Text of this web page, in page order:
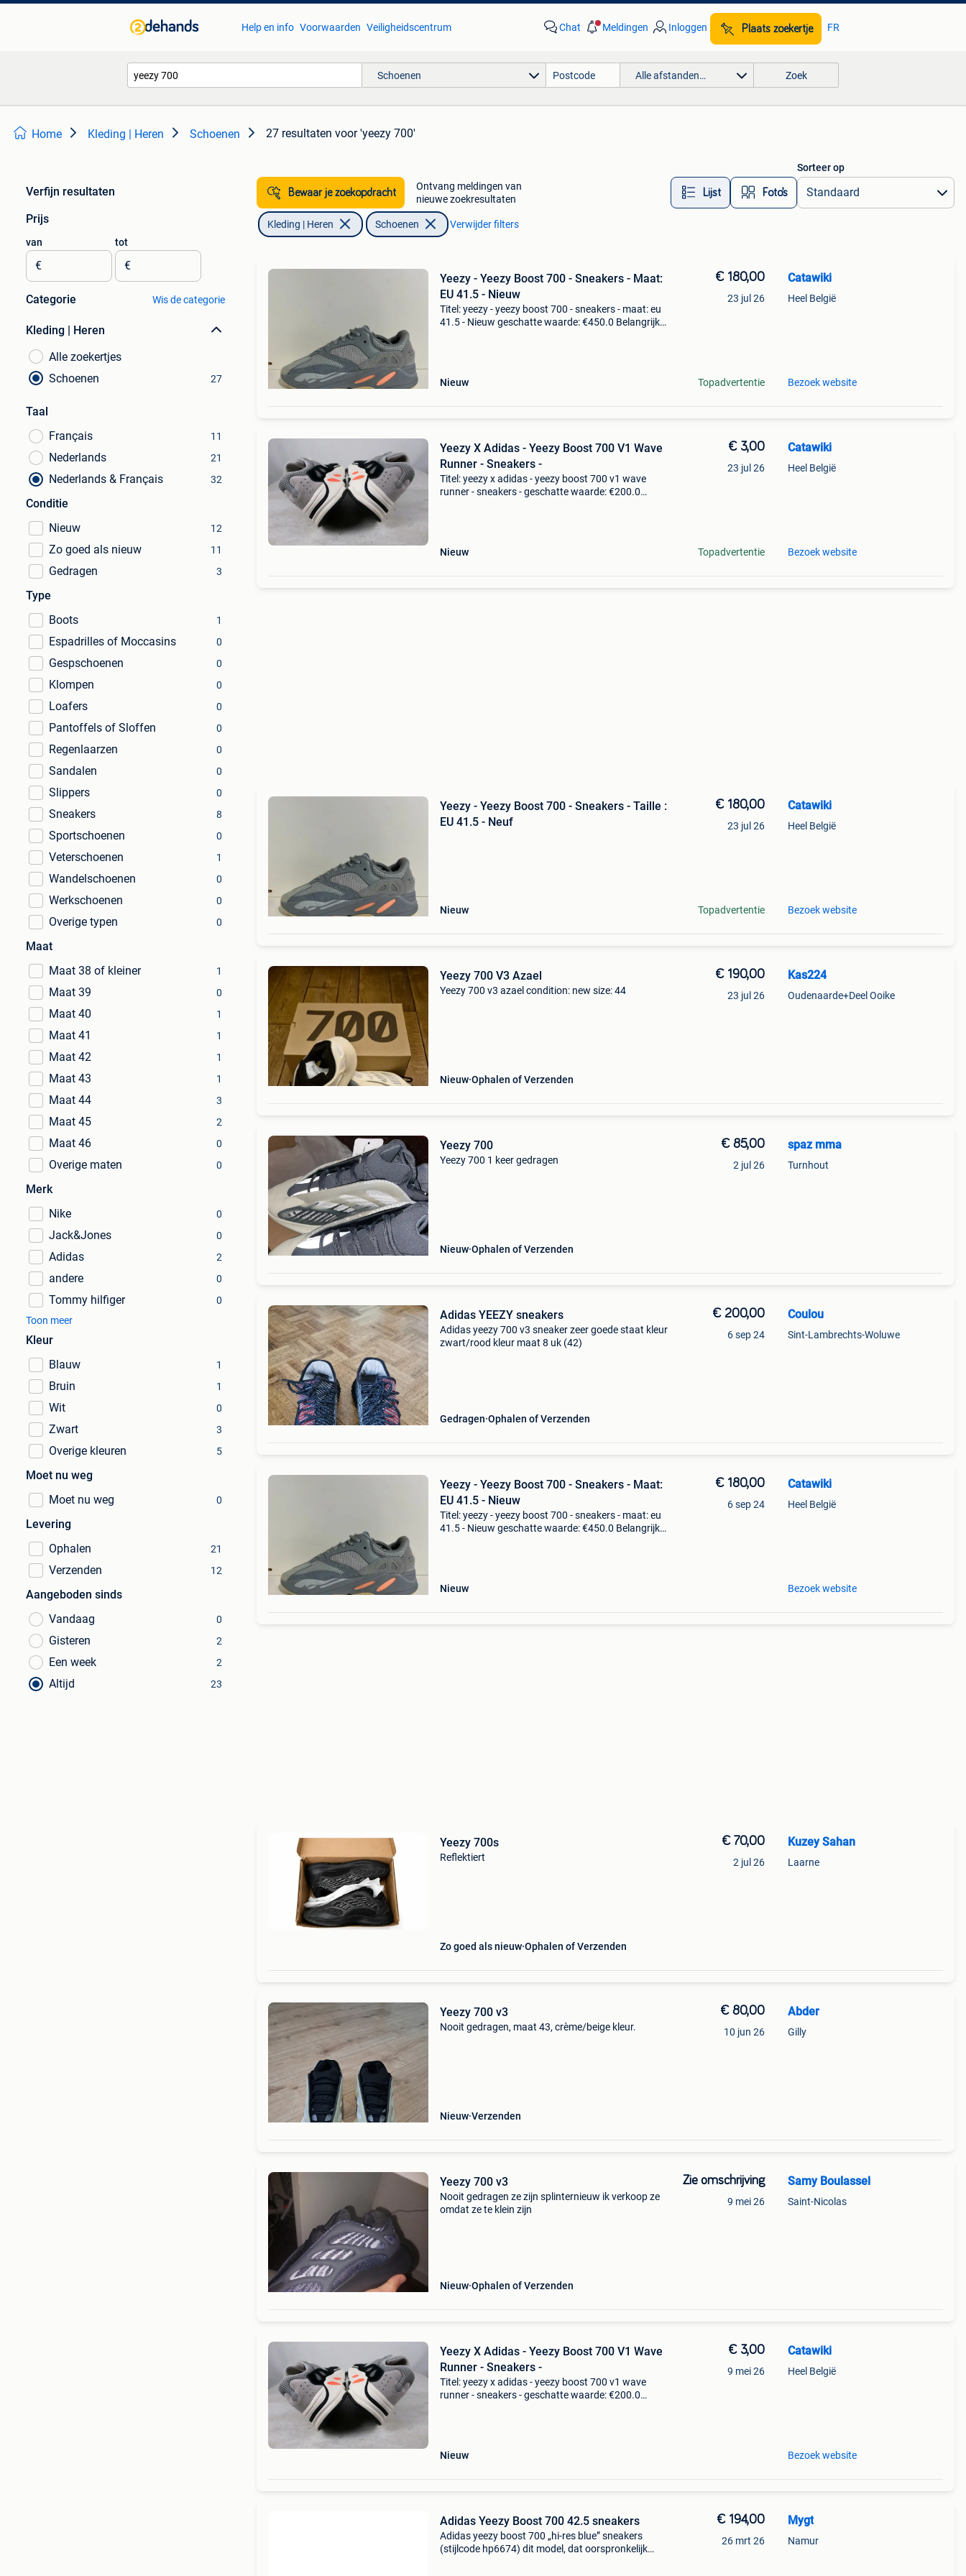
Help en info Voorwaarden Veiligheidscentrum Chat Meldingen Inloggen Plaats zoekertje FR
Schoenen Alle afstanden… Zoek
Home Kleding | Heren Schoenen 27 resultaten voor 'yeezy 700'
Verfijn resultaten
Prijs
van
€
tot
€
Categorie Wis de categorie
Kleding | Heren
Alle zoekertjes
Schoenen
27
Taal
Français
11
Nederlands 21
Nederlands & Français 32
Conditie
Nieuw
12
Zo goed als nieuw 11
Gedragen 3
Type
Boots
1
Espadrilles of Moccasins 0
Gespschoenen 0
Klompen 0
Loafers 0
Pantoffels of Sloffen 0
Regenlaarzen 0
Sandalen 0
Slippers 0
Sneakers 8
Sportschoenen 0
Veterschoenen 1
Wandelschoenen 0
Werkschoenen 0
Overige typen 0
Maat
Maat 38 of kleiner
1
Maat 39 0
Maat 40 1
Maat 41 1
Maat 42 1
Maat 43 1
Maat 44 3
Maat 45 2
Maat 46 0
Overige maten 0
Merk
Nike
0
Jack&Jones 0
Adidas 2
andere 0
Tommy hilfiger
0
Toon meer
Kleur
Blauw
1
Bruin 1
Wit 0
Zwart 3
Overige kleuren 5
Moet nu weg
Moet nu weg
0
Levering
Ophalen
21
Verzenden 12
Aangeboden sinds
Vandaag
0
Gisteren 2
Een week 2
Altijd 23
Bewaar je zoekopdracht
Ontvang meldingen van
nieuwe zoekresultaten
Lijst Foto’s
Sorteer op
Kleding | Heren Schoenen Verwijder filters
Yeezy - Yeezy Boost 700 - Sneakers - Maat:
EU 41.5 - Nieuw
Titel: yeezy - yeezy boost 700 - sneakers - maat: eu
41.5 - Nieuw geschatte waarde: €450.0 Belangrijk:
Nieuw
€ 180,00
23 jul 26
Topadvertentie
Catawiki
Heel België
Bezoek website
Yeezy X Adidas - Yeezy Boost 700 V1 Wave
Runner - Sneakers -
Titel: yeezy x adidas - yeezy boost 700 v1 wave
runner - sneakers - geschatte waarde: €200.0
Nieuw
€ 3,00
23 jul 26
Topadvertentie
Catawiki
Heel België
Bezoek website
Yeezy - Yeezy Boost 700 - Sneakers - Taille :
EU 41.5 - Neuf
Nieuw
€ 180,00
23 jul 26
Topadvertentie
Catawiki
Heel België
Bezoek website
Yeezy 700 V3 Azael
Yeezy 700 v3 azael condition: new size: 44
Nieuw Ophalen of Verzenden
€ 190,00
23 jul 26
Kas224
Oudenaarde+Deel Ooike
Yeezy 700
Yeezy 700 1 keer gedragen
Nieuw Ophalen of Verzenden
€ 85,00
2 jul 26
spaz mma
Turnhout
Adidas YEEZY sneakers
Adidas yeezy 700 v3 sneaker zeer goede staat kleur
zwart/rood kleur maat 8 uk (42)
Gedragen Ophalen of Verzenden
€ 200,00
6 sep 24
Coulou
Sint-Lambrechts-Woluwe
Yeezy - Yeezy Boost 700 - Sneakers - Maat:
EU 41.5 - Nieuw
Titel: yeezy - yeezy boost 700 - sneakers - maat: eu
41.5 - Nieuw geschatte waarde: €450.0 Belangrijk:
Nieuw
€ 180,00
6 sep 24
Catawiki
Heel België
Bezoek website
Yeezy 700s
Reflektiert
Zo goed als nieuw Ophalen of Verzenden
€ 70,00
2 jul 26
Kuzey Sahan
Laarne
Yeezy 700 v3
Nooit gedragen, maat 43, crème/beige kleur.
Nieuw Verzenden
€ 80,00
10 jun 26
Abder
Gilly
Yeezy 700 v3
Nooit gedragen ze zijn splinternieuw ik verkoop ze
omdat ze te klein zijn
Nieuw Ophalen of Verzenden
Zie omschrijving
9 mei 26
Samy Boulassel
Saint-Nicolas
Yeezy X Adidas - Yeezy Boost 700 V1 Wave
Runner - Sneakers -
Titel: yeezy x adidas - yeezy boost 700 v1 wave
runner - sneakers - geschatte waarde: €200.0
Nieuw
€ 3,00
9 mei 26
Catawiki
Heel België
Bezoek website
Adidas Yeezy Boost 700 42.5 sneakers
Adidas yeezy boost 700 „hi-res blue” sneakers
(stijlcode hp6674) dit model, dat oorspronkelijk
€ 194,00
26 mrt 26
Mygt
Namur